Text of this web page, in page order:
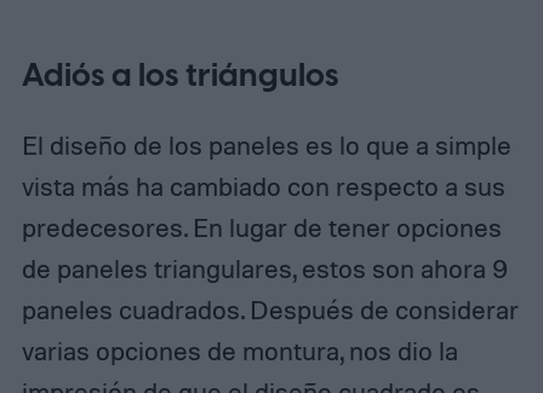
Adiós a los triángulos
El diseño de los paneles es lo que a simple
vista más ha cambiado con respecto a sus
predecesores. En lugar de tener opciones
de paneles triangulares, estos son ahora 9
paneles cuadrados. Después de considerar
varias opciones de montura, nos dio la